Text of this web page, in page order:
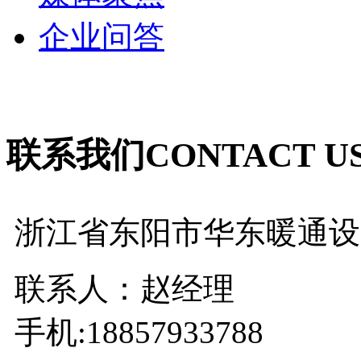
企业问答
联系我们CONTACT
浙江省东阳市华东暖通
联系人：赵经理
手机:18857933788